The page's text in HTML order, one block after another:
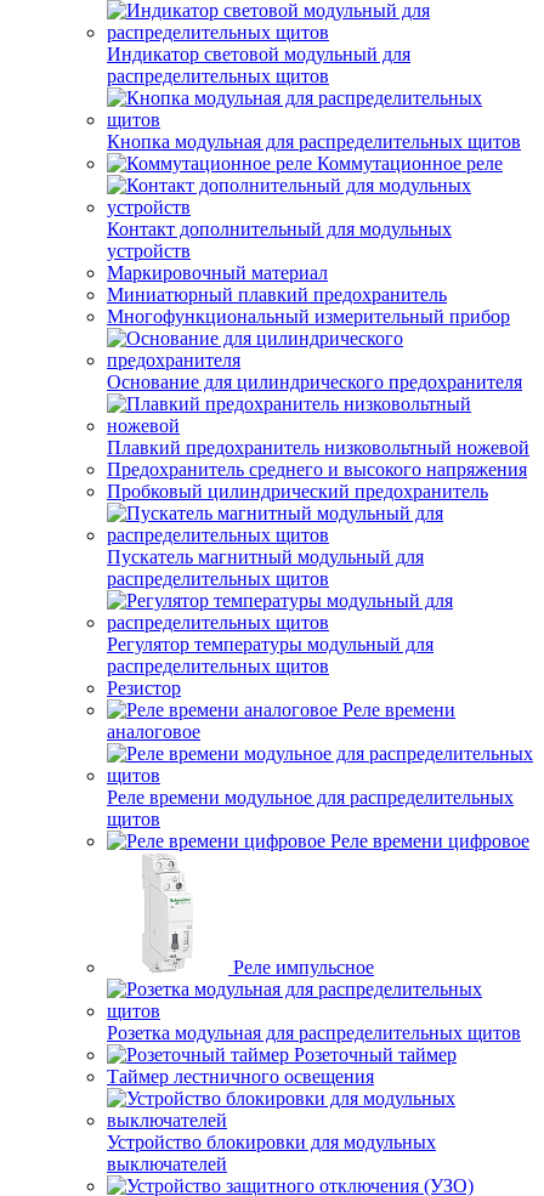
Индикатор световой модульный для
распределительных щитов
Кнопка модульная для распределительных щитов
Коммутационное реле
Контакт дополнительный для модульных
устройств
Маркировочный материал
Миниатюрный плавкий предохранитель
Многофункциональный измерительный прибор
Основание для цилиндрического предохранителя
Плавкий предохранитель низковольтный ножевой
Предохранитель среднего и высокого напряжения
Пробковый цилиндрический предохранитель
Пускатель магнитный модульный для
распределительных щитов
Регулятор температуры модульный для
распределительных щитов
Резистор
Реле времени
аналоговое
Реле времени модульное для распределительных
щитов
Реле времени цифровое
Реле импульсное
Розетка модульная для распределительных щитов
Розеточный таймер
Таймер лестничного освещения
Устройство блокировки для модульных
выключателей